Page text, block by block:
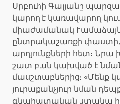
Սրբուհի Գալյանը
կարող է կառավարող
միաժամանակ համաձայն
ընտրակաշառքի փաստի,
արդյունքների հետ։ Նրա
շատ բան կախված է
մասշտաբներից։ «Մենք
յուրաքանչյուր նման
գնահատական ստանա